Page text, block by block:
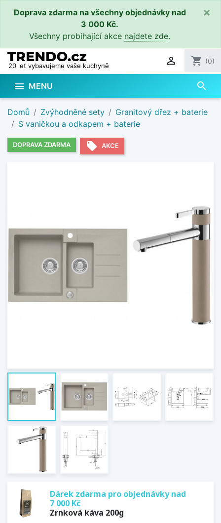
Doprava zdarma na všechny objednávky nad
3 000 Kč.
Všechny probíhající akce najdete zde.
×
20 let vybavujeme vaše kuchyně  shopping_cart (0)
 MENU search
Domů Zvýhodněné sety
Granitový dřez + baterie
S vaničkou a odkapem + baterie
DOPRAVA ZDARMA local_offer AKCE
Dárek zdarma pro objednávky nad
7 000 Kč
Zrnková káva 200g